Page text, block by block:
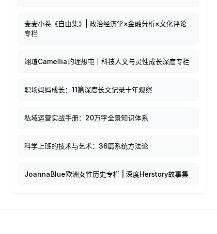
麦麦小卷《自由集》| 政治经济学×金融分析×文化评论
专栏
翊瑄Camellia的理想屯｜科技人文与灵性成长深度专栏
职场妈妈成长：11篇深度长文记录十年观察
私域运营实战手册：20万字全景知识体系
科学上班的技术与艺术：36篇系统方法论
JoannaBlue欧洲女性历史专栏 | 深度Herstory故事集